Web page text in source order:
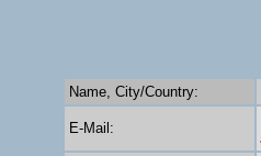
Name, City/Country:
E-Mail: